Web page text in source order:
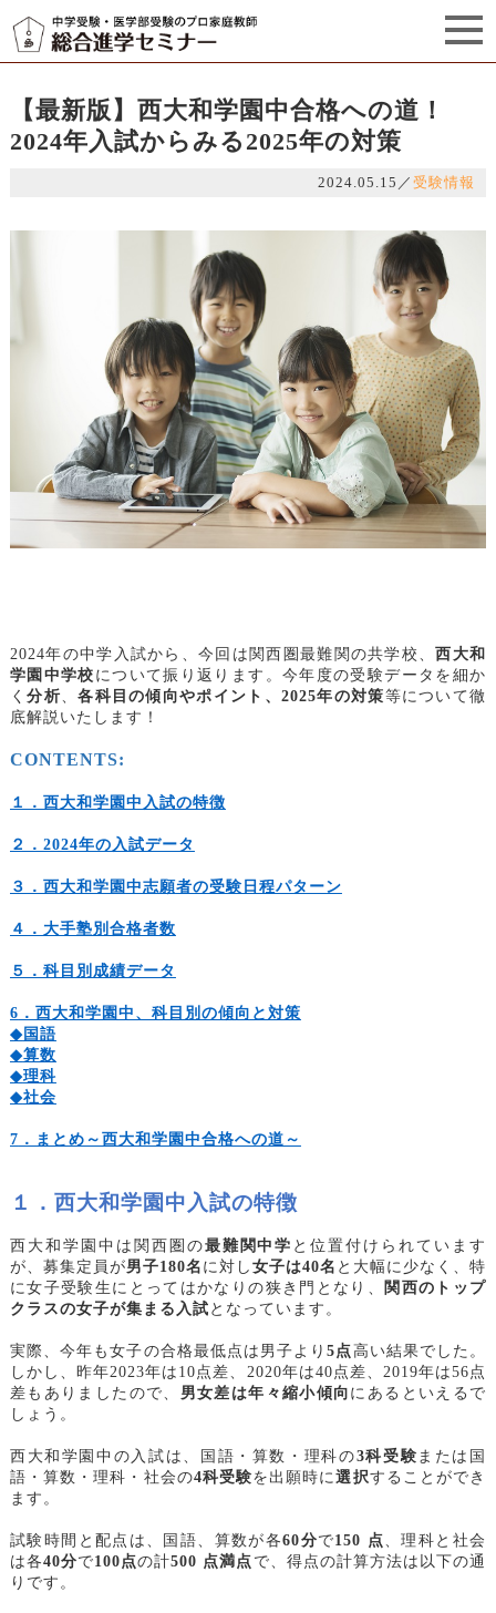
セミナーからのお知らせ（5）
【最新版】西大和学園中合格への道！
2024年入試からみる2025年の対策
2024.05.15 ／受験情報
2024年の中学入試から、今回は関西圏最難関の共学校、西大和
学園中学校 について振り返ります。今年度の受験データを細か
く分析 、各科目の傾向やポイント、2025年の対策等について徹
底解説いたします！
CONTENTS:
１．西大和学園中入試の特徴
２．2024年の入試データ
３．西大和学園 中志願者の受験日程パターン
４．大手塾別合格者数
５．科目別成績データ
6 ．西大和学園中、科目別の傾向と対策
◆国語
◆算数
◆理科
◆社会
7 ．まとめ～西大和学園中合格への道～
１．西大和学園中入試の特徴
西大和学園中は関西圏の最難関中学 と位置付けられています
が、募集定員が男子180名 に対し女子は40名 と大幅に少なく、特
に女子受験生にとってはかなりの狭き門となり、
関西のトップ
クラスの女子が集まる入試 となっています。
実際、今年も女子の合格最低点は男子より5点高い結果でした。
しかし、昨年2023年は10点差、2020年は40点差、2019年は56点
差もありましたので、 男女差は年々縮小傾向 にあるといえるで
しょう。
西大和学園中の入試は、国語・算数・理科の3科受験 または国
語・算数・理科・社会の4科受験を出願時に選択することができ
ます。
試験時間と配点は、国語、算数が各60分で150 点 、理科と社会
は各40分で100点の計500 点満点 で、得点の計算方法は以下の通
りです。